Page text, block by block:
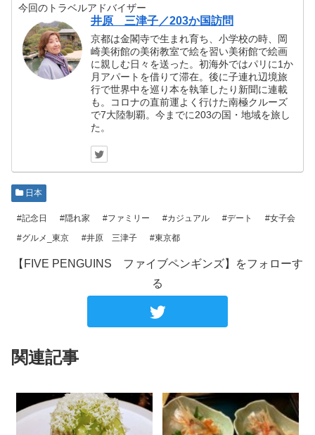
今回のトラベルアドバイザー
井原 三津子／203か国訪問
京都は金閣寺で生まれ育ち、小学校の時、岡
崎美術館の美術教室で絵を習い美術館で絵画
に親しむ日々を送った。初海外ではパリに1か
月アパートを借りて滞在。後に子連れ辺境旅
行で世界中を巡り本を執筆したり新聞に連載
も。コロナの直前運よく行けた南極クルーズ
で7大陸制覇。今までに203の国・地域を旅し
た。
日本
#記念日 #隠れ家 #ファミリー #カジュアル #デート
#女子会
#グルメ_東京
#井原 三津子 #東京都
【FIVE PENGUINS ファイブペンギンズ】をフォローす
る
関連記事